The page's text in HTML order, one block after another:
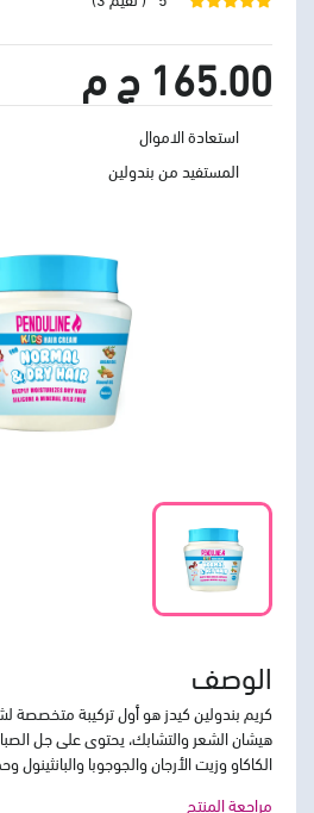
165.00 ج م
استعادة الاموال
المستفيد من بندولين
الوصف
كريم بندولين كيدز هو أول تركيبة متخصصة
هيشان الشعر والتشابك، يحتوى على جل
الكاكاو وزيت الأرجان والجوجوبا
مراجعة المنتج